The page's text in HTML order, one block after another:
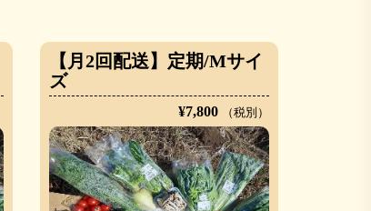
【月2回配送】定期/Mサイ
ズ
¥7,800 （税別）